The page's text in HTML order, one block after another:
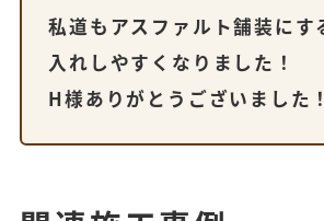
私道もアスファルト舗装にす
入れしやすくなりました！
H様ありがとうございました！